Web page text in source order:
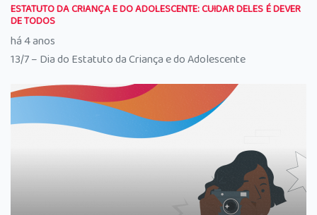
ESTATUTO DA CRIANÇA E DO ADOLESCENTE: CUIDAR DELES É DEVER
DE TODOS
há 4 anos
13/7 – Dia do Estatuto da Criança e do Adolescente